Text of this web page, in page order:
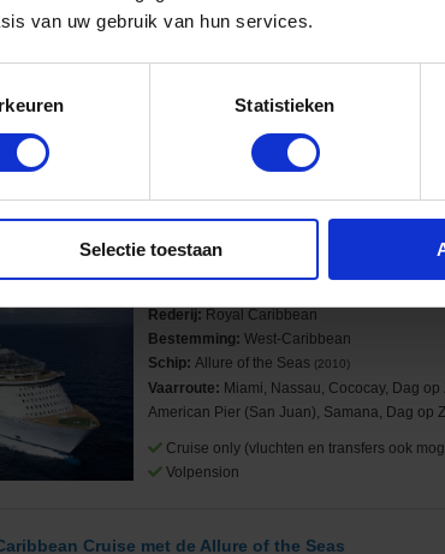
van uw gebruik van hun services.
Statistieken
Selectie toestaan
Rederij:Royal Caribbean
Miami, Nassau, Cococay, Dag op
Cruise only (vluchten en transfers ook
Cruise met de Allure of the Seas
Rederij: Royal Caribbean
Bestemming:West-Caribbean
Schip: Allure of the Seas (2010)
Vaarroute: Miami, Nassau, Cococay, Dag op
American Pier (San Juan), Samana, Dag op
Cruise only (vluchten en transfers ook
Volpension
Cruise met de Allure of the Seas